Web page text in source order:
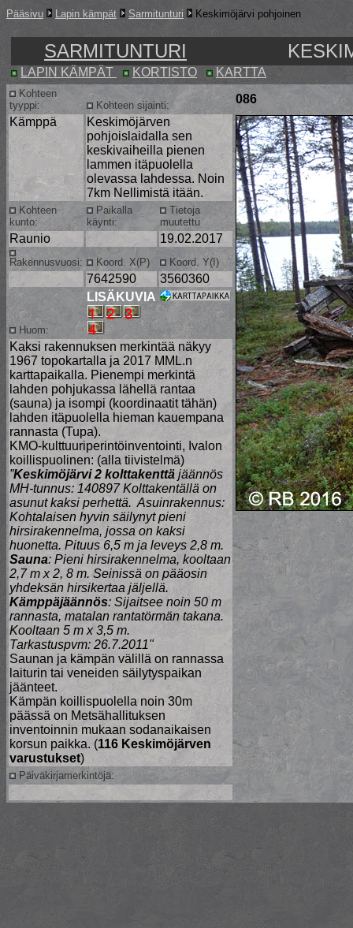
Pääsivu Lapin kämpät Sarmitunturi Keskimöjärvi pohjoinen
SARMITUNTURI
LAPIN KÄMPÄT KORTISTO KARTTA
Kohteen
tyyppi:
Kohteen sijainti:
086
Kämppä
Keskimöjärven
pohjoislaidalla sen
keskivaiheilla pienen
lammen itäpuolella
olevassa lahdessa. Noin
7km Nellimistä itään.
Kohteen
kunto:
Paikalla
käynti:
Tietoja
muutettu
Raunio 19.02.2017
Rakennusvuosi: Koord. X(P) Koord. Y(I)
7642590 3560360
Huom:
LISÄKUVIA
Kaksi rakennuksen merkintää näkyy
1967 topokartalla ja 2017 MML.n
karttapaikalla. Pienempi merkintä
lahden pohjukassa lähellä rantaa
(sauna) ja isompi (koordinaatit tähän)
lahden itäpuolella hieman kauempana
rannasta (Tupa).
KMO-kulttuuriperintöinventointi, Ivalon
koillispuolinen: (alla tiivistelmä)
”Keskimöjärvi 2 kolttakenttä jäännös
MH-tunnus: 140897 Kolttakentällä on
asunut kaksi perhettä. Asuinrakennus:
Kohtalaisen hyvin säilynyt pieni
hirsirakennelma, jossa on kaksi
huonetta. Pituus 6,5 m ja leveys 2,8 m.
Sauna: Pieni hirsirakennelma, kooltaan
2,7 m x 2, 8 m. Seinissä on pääosin
yhdeksän hirsikertaa jäljellä.
Kämppäjäännös: Sijaitsee noin 50 m
rannasta, matalan rantatörmän takana.
Kooltaan 5 m x 3,5 m.
Tarkastuspvm: 26.7.2011"
Saunan ja kämpän välillä on rannassa
laiturin tai veneiden säilytyspaikan
jäänteet.
Kämpän koillispuolella noin 30m
päässä on Metsähallituksen
inventoinnin mukaan sodanaikaisen
korsun paikka. (116 Keskimöjärven
varustukset)
Päiväkirjamerkintöjä: